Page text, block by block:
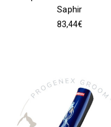
Saphir
83,44€